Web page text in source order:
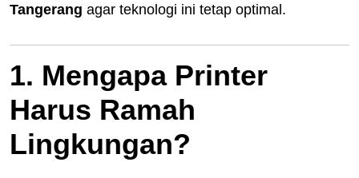
Tangerang agar teknologi ini tetap optimal.
1. Mengapa Printer
Harus Ramah
Lingkungan?